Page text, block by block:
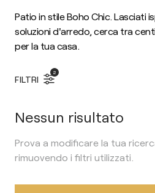
Patio in stile Boho Chic. Lasciati
soluzioni d'arredo, cerca tra
per la tua casa.
FILTRI
2
Nessun risultato
Prova a modificare la tua
rimuovendo i filtri utilizzati.